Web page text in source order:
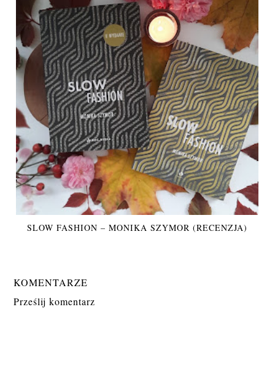
SLOW FASHION – MONIKA SZYMOR (RECENZJA)
KOMENTARZE
Prześlij komentarz